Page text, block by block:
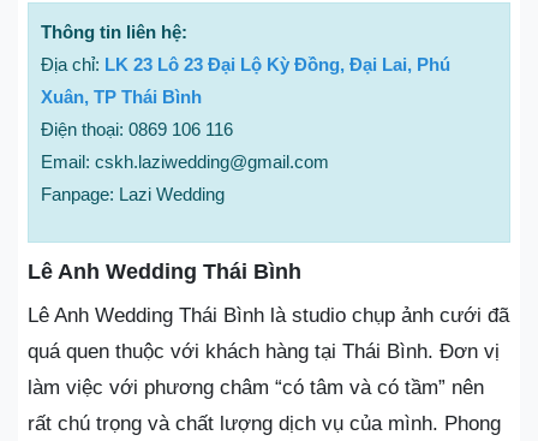
Thông tin liên hệ:
Địa chỉ: LK 23 Lô 23 Đại Lộ Kỳ Đồng, Đại Lai, Phú
Xuân, TP Thái Bình
Điện thoại: 0869 106 116
Email: cskh.laziwedding@gmail.com
Fanpage: Lazi Wedding
Lê Anh Wedding Thái Bình
Lê Anh Wedding Thái Bình là studio chụp ảnh cưới đã
quá quen thuộc với khách hàng tại Thái Bình. Đơn vị
làm việc với phương châm “có tâm và có tầm” nên
rất chú trọng và chất lượng dịch vụ của mình. Phong